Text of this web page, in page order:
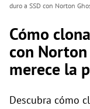
duro a SSD con Norton
Cómo
con
merece la
Descubra cómo